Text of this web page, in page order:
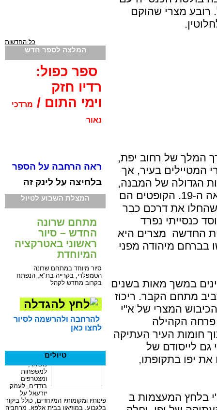
רובע מצרי שהוקם
המלך של רחוב יפת,
המטיילים בעיר, אך
הגדולה של המבנה,
הפאר ששררו במקום במחצית המאה ה-19. הקופטים הם
שהחלו את דרכם כבר
כנסייתי נפרד
על פי הברית החדשה מצרים היא
מיהודה מפני
במשך מאות בשנים
מתחם הקבר. ריכוז
המצרי של א"י
פאחה ב 1831, אז פרחה הקהילה
חומות העיר העתיקה
גם לייסודם של
יפו בתקופתו,
בלחץ המעצמות ב
כל החדשות
המלצה לספר חדש
ספר כפול:
רדיו חזק
וימי התום / מרדכי
נאור
ראה הרחבה על הספר
בלחיצה על לינק זה
המצלת השבוע לטיול
מתחם שרונה
החדש – סיור
ראשוני באטרקציה
המיוחדת
סיור מיוחד במתחם שרונה
הטמפלרי, בקרייה בת"א, הנפתח
בקרוב מחדש לקהל
להרחבה ולהרשמה לסיור
לחצו כאן
טיולים